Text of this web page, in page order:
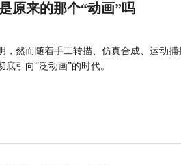
原来的那个“动画”吗
，然而随着手工转描、仿真合成、运动
引向“泛动画”的时代。